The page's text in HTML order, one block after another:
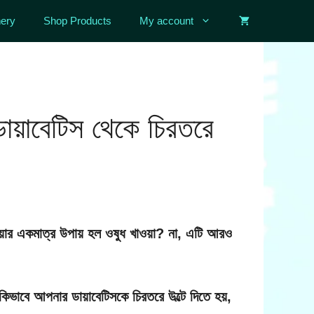
Shop Products My account
থেকে চিরতরে
একমাত্র উপায় হল ওষুধ খাওয়া? না, এটি আরও
আপনার ডায়াবেটিসকে চিরতরে উল্টে দিতে হয়,